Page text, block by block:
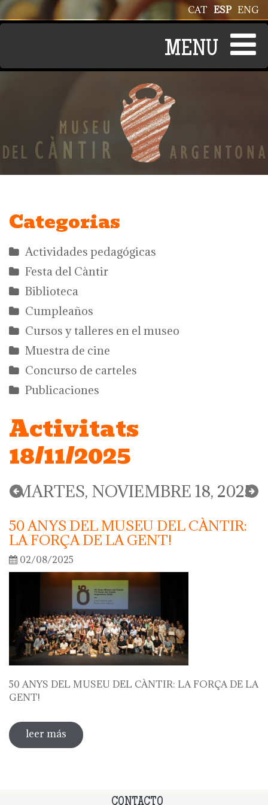
Pasar al contenido principal ENG
ESP
CAT
Categorias
Actividades pedagógicas
Festa del Càntir
Biblioteca
Cumpleaños
Cursos y talleres en el museo
Muestra de cine
Concurso de carteles
Publicaciones
Activitats
18/11/2025
MARTES, NOVIEMBRE 18, 2025
50 ANYS DEL MUSEU DEL CÀNTIR:
LA FORÇA DE LA GENT!
02/08/2025
50 ANYS DEL MUSEU DEL CÀNTIR: LA FORÇA DE LA
GENT!
leer más sobre 50 anys del museu del càntir: la
força de la gent!
CONTACTO